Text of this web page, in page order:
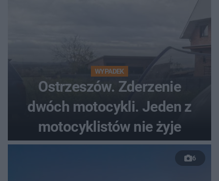
WYPADEK
Ostrzeszów. Zderzenie
dwóch motocykli. Jeden z
motocyklistów nie żyje
6